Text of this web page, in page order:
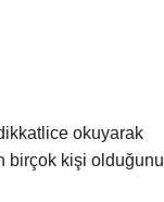
okuyarak
birçok kişi olduğunu